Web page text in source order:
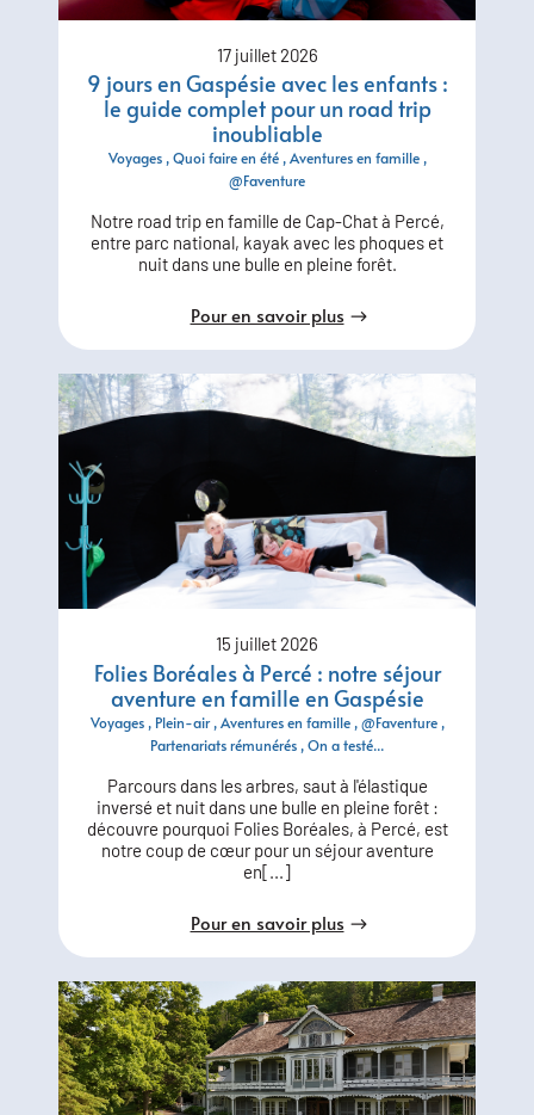
17 juillet 2026
9 jours en Gaspésie avec les enfants :
le guide complet pour un road trip
inoubliable
Voyages Quoi faire en été Aventures en famille
@Faventure
Notre road trip en famille de Cap-Chat à Percé,
entre parc national, kayak avec les phoques et
nuit dans une bulle en pleine forêt.
Pour en savoir plus
15 juillet 2026
Folies Boréales à Percé : notre séjour
aventure en famille en Gaspésie
Voyages Plein-air Aventures en famille @Faventure
Partenariats rémunérés On a testé...
Parcours dans les arbres, saut à l'élastique
inversé et nuit dans une bulle en pleine forêt :
découvre pourquoi Folies Boréales, à Percé, est
notre coup de cœur pour un séjour aventure
en[...]
Pour en savoir plus